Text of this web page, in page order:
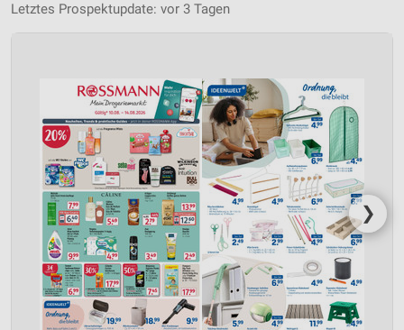
Letztes Prospektupdate: vor 3 Tagen
❯